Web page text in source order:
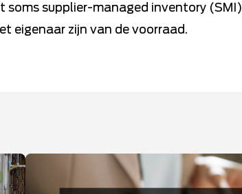
soms supplier-managed inventory
eigenaar zijn van de voorraad.